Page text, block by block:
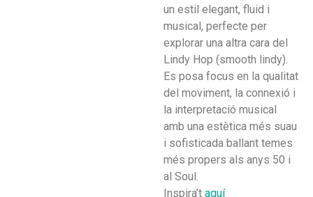
un estil elegant, fluid i
musical, perfecte per
explorar una altra cara del
Lindy Hop (smooth lindy).
Es posa focus en la qualitat
del moviment, la connexió i
la interpretació musical
amb una estètica més suau
i sofisticada ballant temes
més propers als anys 50 i
al Soul.
Inspira’t aquí